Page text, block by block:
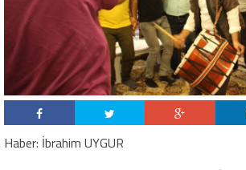
Haber: İbrahim UYGUR